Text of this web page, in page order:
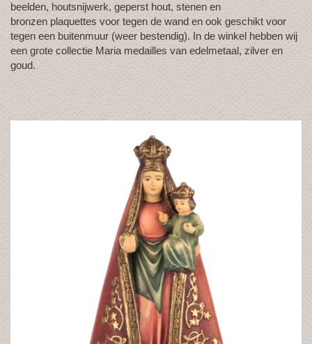
beelden, houtsnijwerk, geperst hout, stenen en
bronzen plaquettes voor tegen de wand en ook geschikt voor
tegen een buitenmuur (weer bestendig). In de winkel hebben wij
een grote collectie Maria medailles van edelmetaal, zilver en
goud.